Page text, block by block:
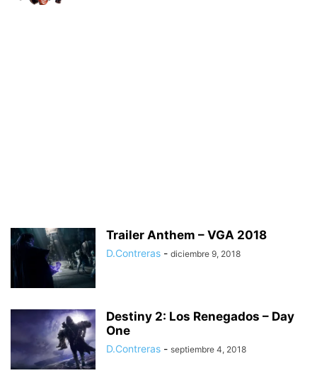
Trailer Anthem – VGA 2018
D.Contreras - diciembre 9, 2018
Destiny 2: Los Renegados – Day
One
D.Contreras - septiembre 4, 2018